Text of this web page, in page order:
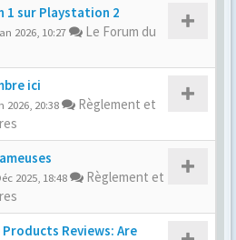
1 sur Playstation 2
2026, 10:27
Le Forum du
ici
2026, 20:38
Règlement et
2025, 18:48
Règlement et
Products Reviews: Are